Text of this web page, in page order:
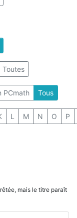
Toutes
PCmath Tous
L M N O P
mais le titre paraît